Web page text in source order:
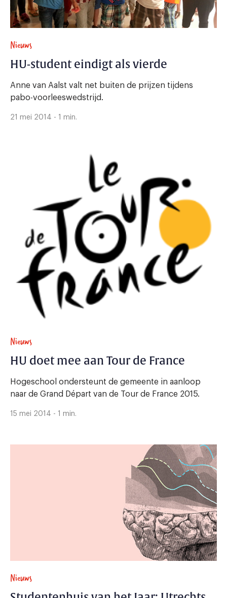
Nieuws
HU-student eindigt als vierde
Anne van Aalst valt net buiten de prijzen tijdens
pabo-voorleeswedstrijd.
21 mei 2014 - 1 min.
Nieuws
HU doet mee aan Tour de France
Hogeschool ondersteunt de gemeente in aanloop
naar de Grand Départ van de Tour de France 2015.
15 mei 2014 - 1 min.
Nieuws